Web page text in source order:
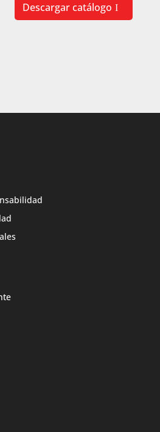
Descargar catálogo